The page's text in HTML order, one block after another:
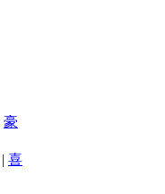
豪
| 喜